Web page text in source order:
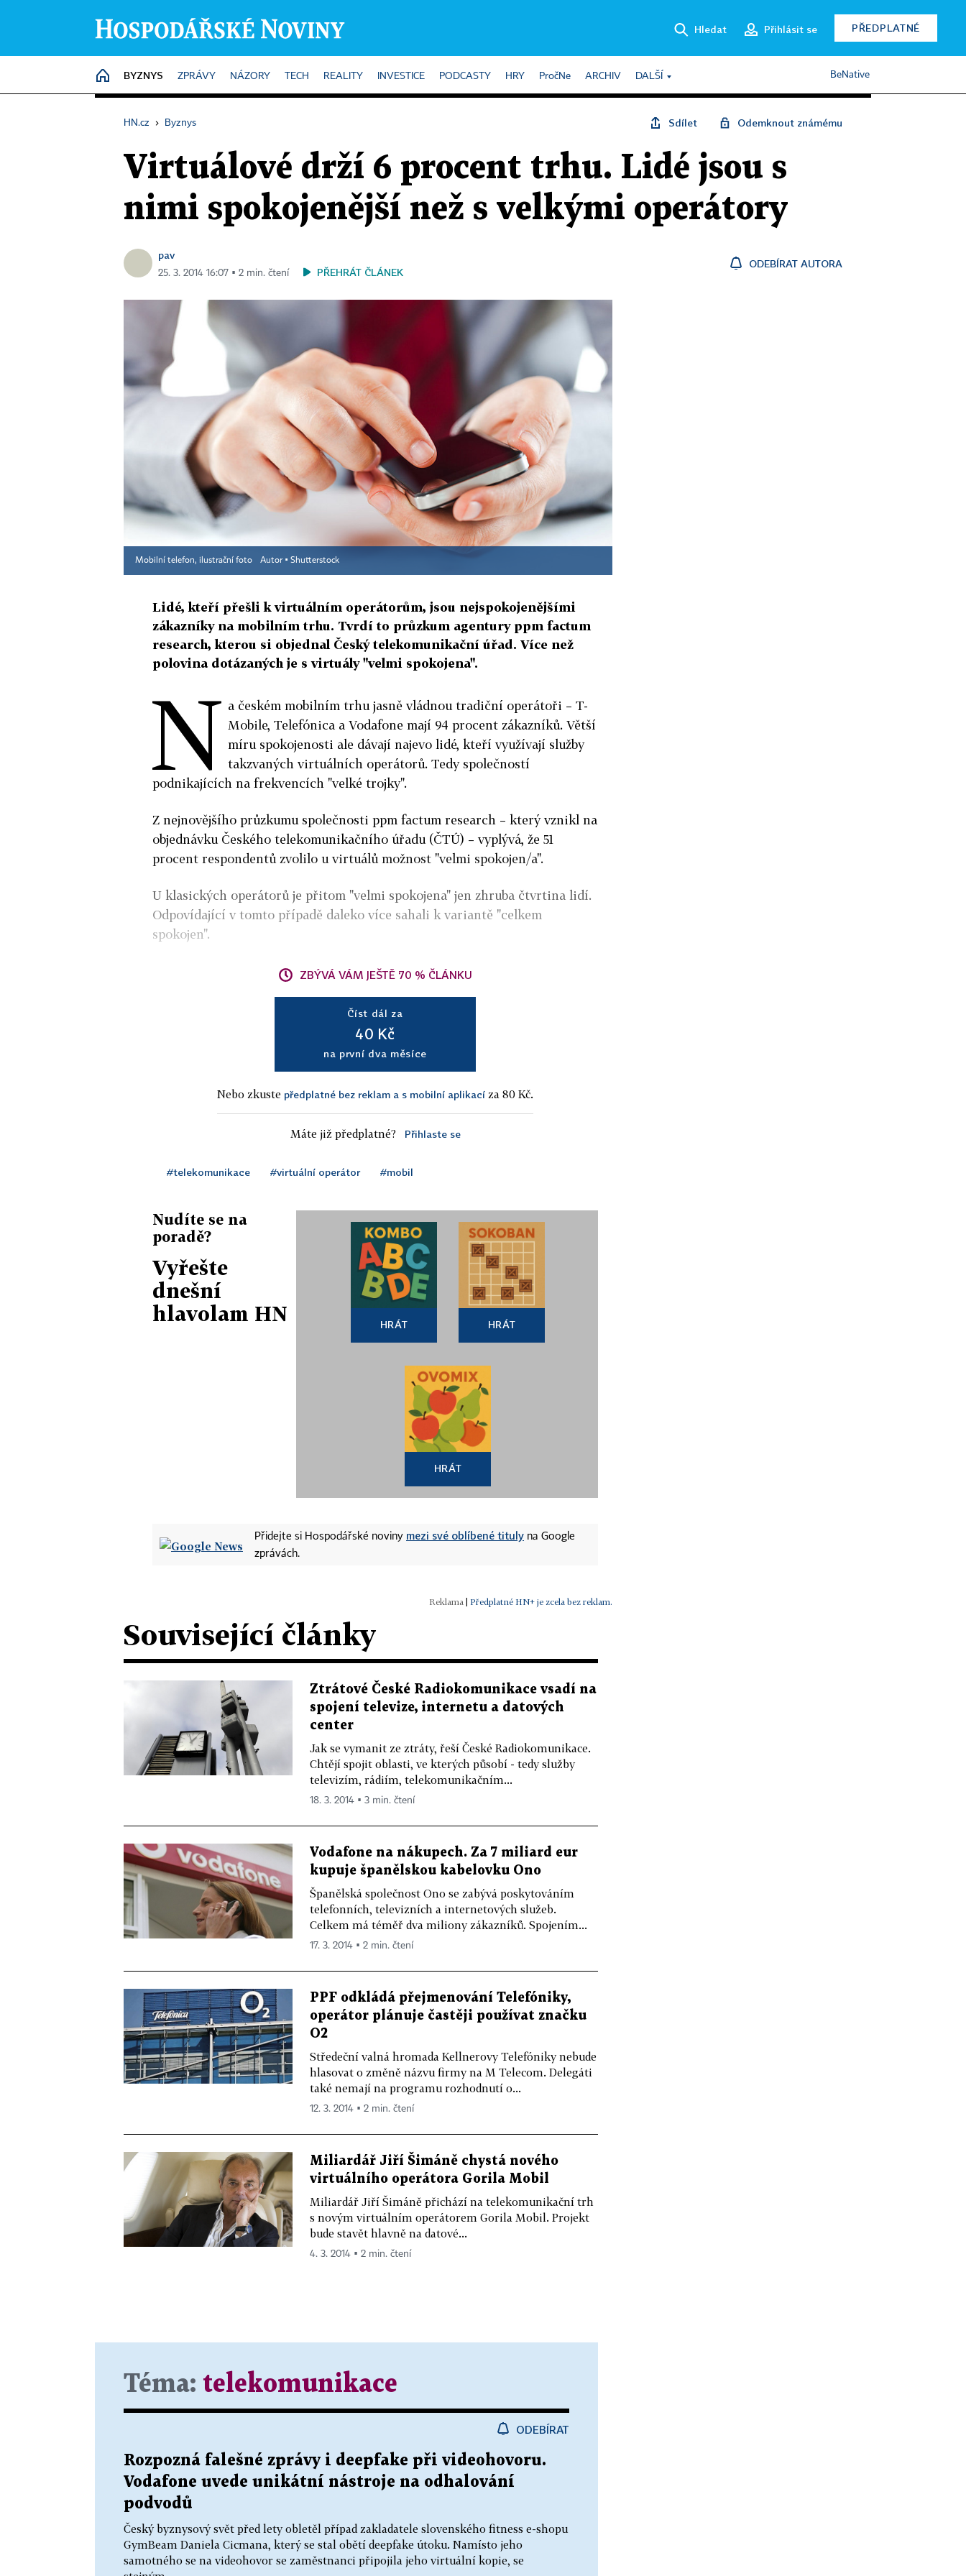
Hledat Přihlásit se PŘEDPLATNÉ
HOME
BYZNYS ZPRÁVY NÁZORY TECH REALITY INVESTICE PODCASTY HRY PročNe ARCHIV DALŠÍ BeNative
HN.cz › Byznys Sdílet Odemknout známému
Virtuálové drží 6 procent trhu. Lidé jsou s
nimi spokojenější než s velkými operátory
pav
25. 3. 2014 16:07 ▪ 2 min. čtení PŘEHRÁT ČLÁNEK
ODEBÍRAT AUTORA
Mobilní telefon, ilustrační foto Autor ▪ Shutterstock
Lidé, kteří přešli k virtuálním operátorům, jsou nejspokojenějšími
zákazníky na mobilním trhu. Tvrdí to průzkum agentury ppm factum
research, kterou si objednal Český telekomunikační úřad. Více než
polovina dotázaných je s virtuály "velmi spokojena".
N a českém mobilním trhu jasně vládnou tradiční operátoři – T-
Mobile, Telefónica a Vodafone mají 94 procent zákazníků. Větší
míru spokojenosti ale dávají najevo lidé, kteří využívají služby
takzvaných virtuálních operátorů. Tedy společností
podnikajících na frekvencích "velké trojky".
Z nejnovějšího průzkumu společnosti ppm factum research – který vznikl na
objednávku Českého telekomunikačního úřadu (ČTÚ) – vyplývá, že 51
procent respondentů zvolilo u virtuálů možnost "velmi spokojen/a".
U klasických operátorů je přitom "velmi spokojena" jen zhruba čtvrtina lidí.
Odpovídající v tomto případě daleko více sahali k variantě "celkem
spokojen".
ZBÝVÁ VÁM JEŠTĚ 70 % ČLÁNKU
Číst dál za
40 Kč
na první dva měsíce
Nebo zkuste předplatné bez reklam a s mobilní aplikací za 80 Kč.
Máte již předplatné? Přihlaste se
#telekomunikace #virtuální operátor #mobil
Nudíte se na
poradě?
Vyřešte
dnešní
hlavolam HN
HRÁT HRÁT
HRÁT
Přidejte si Hospodářské noviny mezi své oblíbené tituly na Google
zprávách.
| Předplatné HN+ je zcela bez reklam.
Související články
Ztrátové České Radiokomunikace vsadí na
spojení televize, internetu a datových
center
Jak se vymanit ze ztráty, řeší České Radiokomunikace.
Chtějí spojit oblasti, ve kterých působí - tedy služby
televizím, rádiím, telekomunikačním...
18. 3. 2014 ▪ 3 min. čtení
Vodafone na nákupech. Za 7 miliard eur
kupuje španělskou kabelovku Ono
Španělská společnost Ono se zabývá poskytováním
telefonních, televizních a internetových služeb.
Celkem má téměř dva miliony zákazníků. Spojením...
17. 3. 2014 ▪ 2 min. čtení
PPF odkládá přejmenování Telefóniky,
operátor plánuje častěji používat značku
O2
Středeční valná hromada Kellnerovy Telefóniky nebude
hlasovat o změně názvu firmy na M Telecom. Delegáti
také nemají na programu rozhodnutí o...
12. 3. 2014 ▪ 2 min. čtení
Miliardář Jiří Šimáně chystá nového
virtuálního operátora Gorila Mobil
Miliardář Jiří Šimáně přichází na telekomunikační trh
s novým virtuálním operátorem Gorila Mobil. Projekt
bude stavět hlavně na datové...
4. 3. 2014 ▪ 2 min. čtení
Téma: telekomunikace
ODEBÍRAT
Rozpozná falešné zprávy i deepfake při videohovoru.
Vodafone uvede unikátní nástroje na odhalování
podvodů
Český byznysový svět před lety obletěl případ zakladatele slovenského fitness e-shopu
GymBeam Daniela Cicmana, který se stal obětí deepfake útoku. Namísto jeho
samotného se na videohovor se zaměstnanci připojila jeho virtuální kopie, se